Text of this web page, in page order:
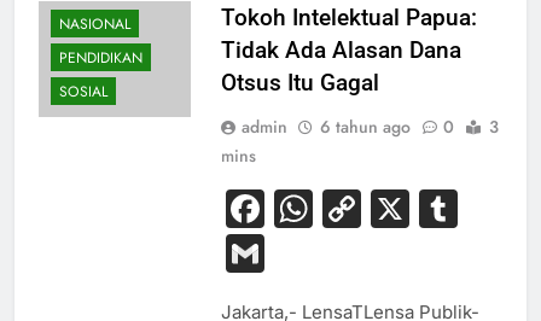
NASIONAL
PENDIDIKAN
SOSIAL
Tokoh Intelektual Papua:
Tidak Ada Alasan Dana
Otsus Itu Gagal
admin 6 tahun ago 0
3
mins
Facebook
WhatsApp
Copy
X
Gmail
Jakarta,- LensaTLensa Publik-